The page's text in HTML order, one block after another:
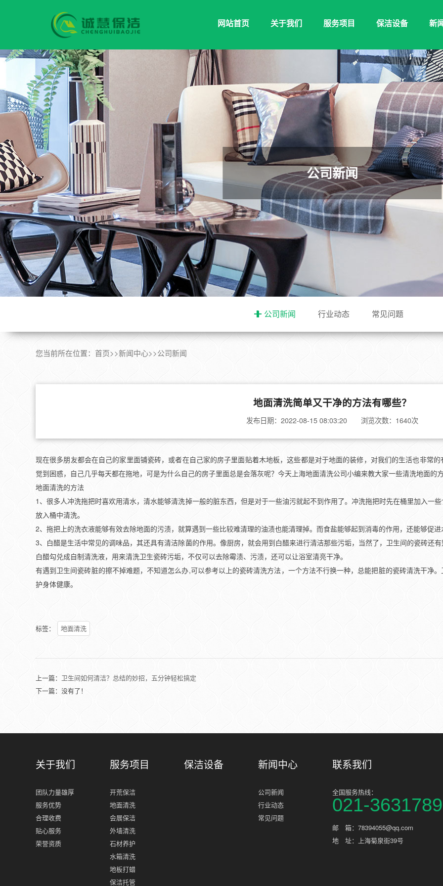
网站首页 关于我们 服务项目 保洁设备 新
公司新闻
公司新闻 行业动态 常见问题
您当前所在位置： 首页>>新闻中心>>公司新闻
地面清洗简单又干净的方法有哪些？
发布日期：2022-08-15 08:03:20 浏览次数：1640次
现在很多朋友都会在自己的家里面铺瓷砖，或者在自己家的房子里面贴着木地板，这些都是对于地面的装修，对我们的生活也非常
觉到困惑，自己几乎每天都在拖地，可是为什么自己的房子里面总是会落灰呢？今天上海地面清洗公司小编来教大家一些清洗地面的
地面清洗的方法
1、很多人冲洗拖把时喜欢用清水，清水能够清洗掉一般的脏东西，但是对于一些油污就起不到作用了。冲洗拖把时先在桶里加入一
放入桶中清洗。
2、拖把上的洗衣液能够有效去除地面的污渍，就算遇到一些比较难清理的油渍也能清理掉。而食盐能够起到消毒的作用，还能够促
3、白醋是生活中常见的调味品，其还具有清洁除菌的作用。像厨房，就会用到白醋来进行清洁那些污垢，当然了，卫生间的瓷砖还
白醋勾兑成自制清洗液，用来清洗卫生瓷砖污垢，不仅可以去除霉渍、污渍，还可以让浴室清亮干净。
有遇到卫生间瓷砖脏的擦不掉难题，不知道怎么办,可以参考以上的瓷砖清洗方法，一个方法不行换一种，总能把脏的瓷砖清洗干净
护身体健康。
标签： 地面清洗
上一篇： 卫生间如何清洁？总结的妙招，五分钟轻松搞定
下一篇：没有了！
关于我们
团队力量雄厚
服务优势
合理收费
贴心服务
荣誉资质
服务项目
开荒保洁
地面清洗
会展保洁
外墙清洗
石材养护
水箱清洗
地板打蜡
保洁托管
保洁设备 新闻中心
公司新闻
行业动态
常见问题
联系我们
全国服务热线：
021-
邮 箱：78394055@qq.com
地 址：上海菊泉街39号